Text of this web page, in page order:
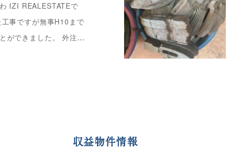
IZI REALESTATEで
事ですが無事H10まで
ができました。 外注依
は明後日から工事です
収益物件情報